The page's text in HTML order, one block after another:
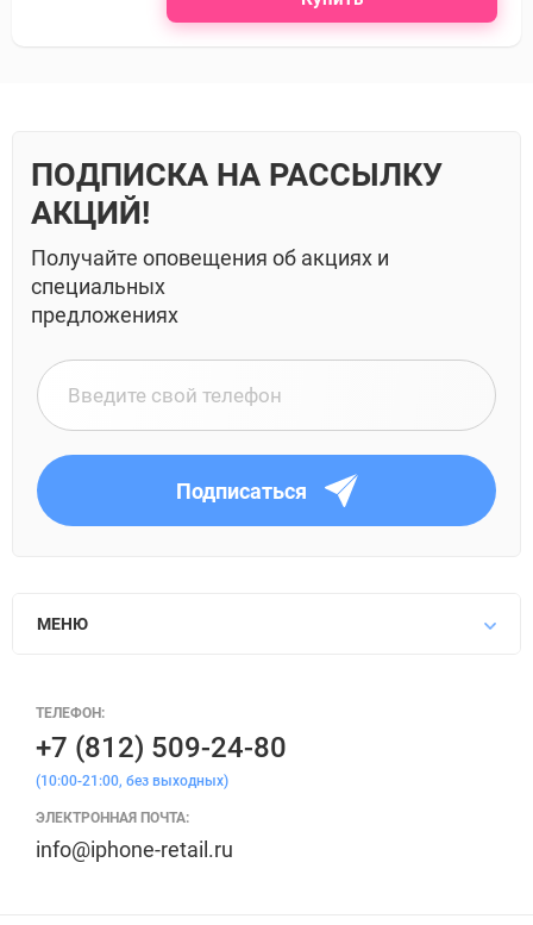
ПОДПИСКА НА РАССЫЛКУ
АКЦИЙ!
Получайте оповещения об акциях и
специальных
предложениях
Подписаться
МЕНЮ
ТЕЛЕФОН:
+7 (812) 509-24-80
(10:00-21:00, без выходных)
ЭЛЕКТРОННАЯ ПОЧТА:
info@iphone-retail.ru